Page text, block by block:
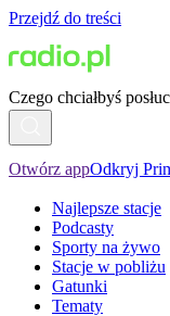
Przejdź do treści
Czego chciałbyś
Otwórz appOdkryj
Najlepsze stacje
Podcasty
Sporty na żywo
Stacje w pobliżu
Gatunki
Tematy